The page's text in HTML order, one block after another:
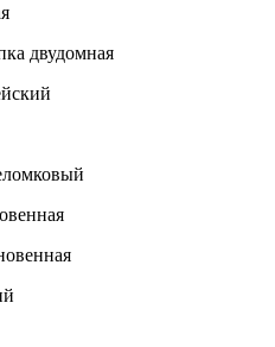
двудомная